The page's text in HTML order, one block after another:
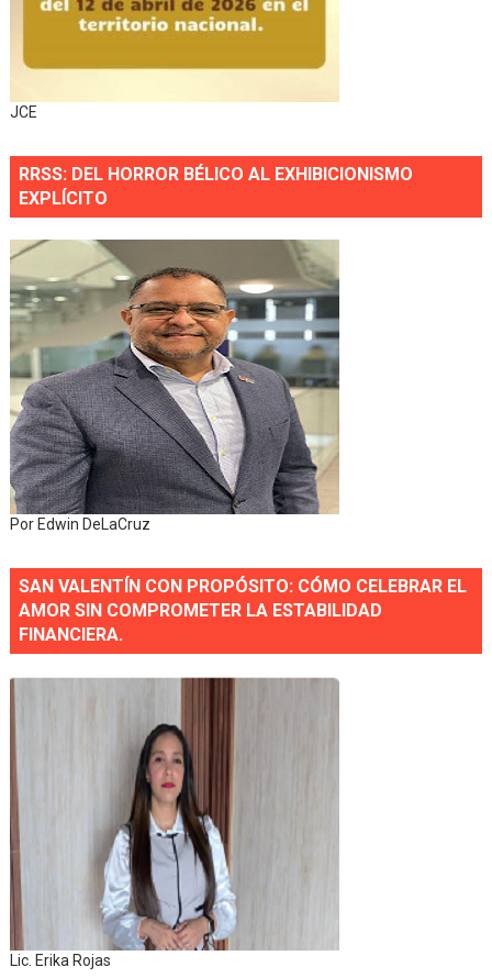
JCE
RRSS: DEL HORROR BÉLICO AL EXHIBICIONISMO
EXPLÍCITO
Por Edwin DeLaCruz
SAN VALENTÍN CON PROPÓSITO: CÓMO CELEBRAR EL
AMOR SIN COMPROMETER LA ESTABILIDAD
FINANCIERA.
Lic. Erika Rojas